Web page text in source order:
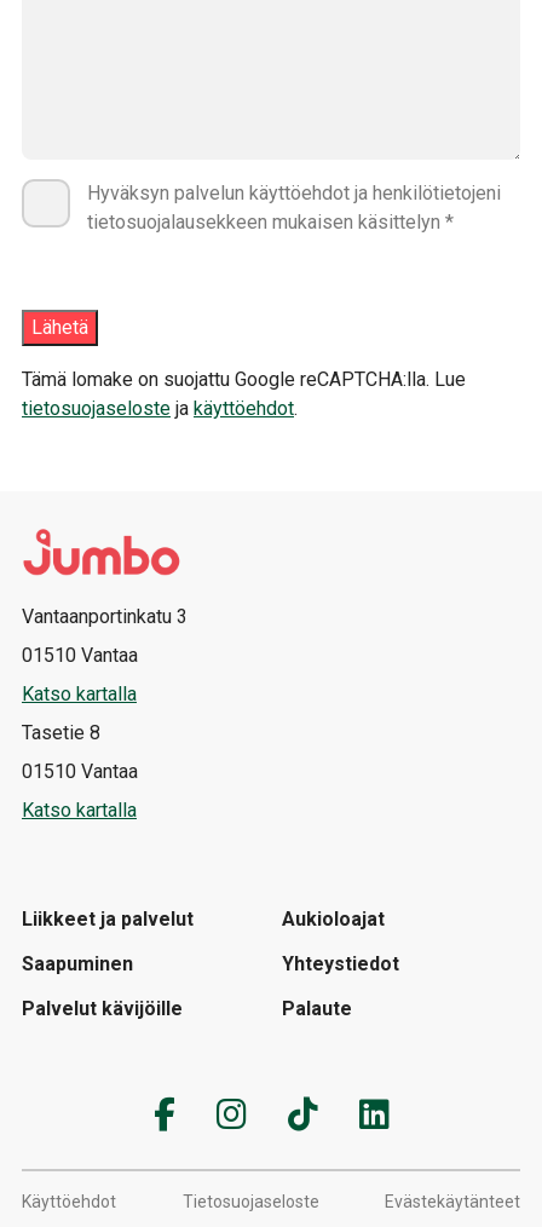
Hyväksyn palvelun käyttöehdot ja henkilötietojeni
tietosuojalausekkeen mukaisen käsittelyn *
Tämä lomake on suojattu Google reCAPTCHA:lla. Lue
tietosuojaseloste ja käyttöehdot.
Vantaanportinkatu 3
01510 Vantaa
Katso kartalla
Tasetie 8
01510 Vantaa
Katso kartalla
Liikkeet ja palvelut
Saapuminen
Palvelut kävijöille
Aukioloajat
Yhteystiedot
Palaute
Käyttöehdot Tietosuojaseloste Evästekäytänteet